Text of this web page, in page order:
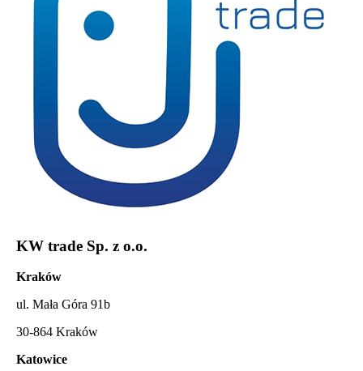
KW trade Sp. z o.o.
Kraków
ul. Mała Góra 91b
30-864 Kraków
Katowice